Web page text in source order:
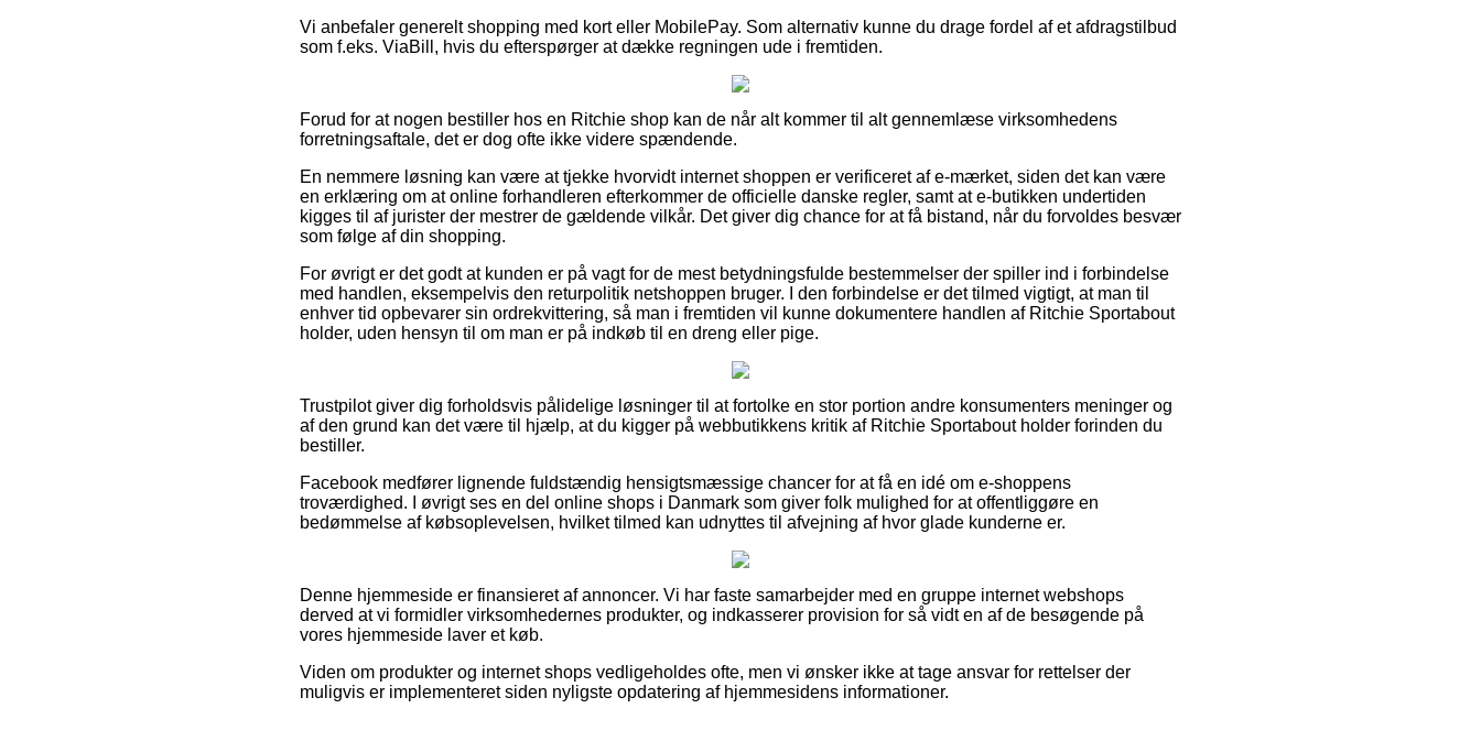
Vi anbefaler generelt shopping med kort eller MobilePay. Som alternativ kunne du drage fordel af et afdragstilbud
som f.eks. ViaBill, hvis du efterspørger at dække regningen ude i fremtiden.
Forud for at nogen bestiller hos en Ritchie shop kan de når alt kommer til alt gennemlæse virksomhedens
forretningsaftale, det er dog ofte ikke videre spændende.
En nemmere løsning kan være at tjekke hvorvidt internet shoppen er verificeret af e-mærket, siden det kan være
en erklæring om at online forhandleren efterkommer de officielle danske regler, samt at e-butikken undertiden
kigges til af jurister der mestrer de gældende vilkår. Det giver dig chance for at få bistand, når du forvoldes besvær
som følge af din shopping.
For øvrigt er det godt at kunden er på vagt for de mest betydningsfulde bestemmelser der spiller ind i forbindelse
med handlen, eksempelvis den returpolitik netshoppen bruger. I den forbindelse er det tilmed vigtigt, at man til
enhver tid opbevarer sin ordrekvittering, så man i fremtiden vil kunne dokumentere handlen af Ritchie Sportabout
holder, uden hensyn til om man er på indkøb til en dreng eller pige.
Trustpilot giver dig forholdsvis pålidelige løsninger til at fortolke en stor portion andre konsumenters meninger og
af den grund kan det være til hjælp, at du kigger på webbutikkens kritik af Ritchie Sportabout holder forinden du
bestiller.
Facebook medfører lignende fuldstændig hensigtsmæssige chancer for at få en idé om e-shoppens
troværdighed. I øvrigt ses en del online shops i Danmark som giver folk mulighed for at offentliggøre en
bedømmelse af købsoplevelsen, hvilket tilmed kan udnyttes til afvejning af hvor glade kunderne er.
Denne hjemmeside er finansieret af annoncer. Vi har faste samarbejder med en gruppe internet webshops
derved at vi formidler virksomhedernes produkter, og indkasserer provision for så vidt en af de besøgende på
vores hjemmeside laver et køb.
Viden om produkter og internet shops vedligeholdes ofte, men vi ønsker ikke at tage ansvar for rettelser der
muligvis er implementeret siden nyligste opdatering af hjemmesidens informationer.